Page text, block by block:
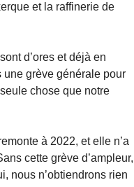
et la raffinerie de
d’ores et déjà en
une grève générale pour
chose que notre
à 2022, et elle n’a
cette grève d’ampleur,
nous n’obtiendrons rien